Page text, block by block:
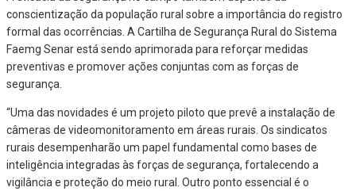
conscientização da população rural sobre a importância do registro
formal das ocorrências. A Cartilha de Segurança Rural do Sistema
Faemg Senar está sendo aprimorada para reforçar medidas
preventivas e promover ações conjuntas com as forças de
segurança.
“Uma das novidades é um projeto piloto que prevê a instalação de
câmeras de videomonitoramento em áreas rurais. Os sindicatos
rurais desempenharão um papel fundamental como bases de
inteligência integradas às forças de segurança, fortalecendo a
vigilância e proteção do meio rural. Outro ponto essencial é o